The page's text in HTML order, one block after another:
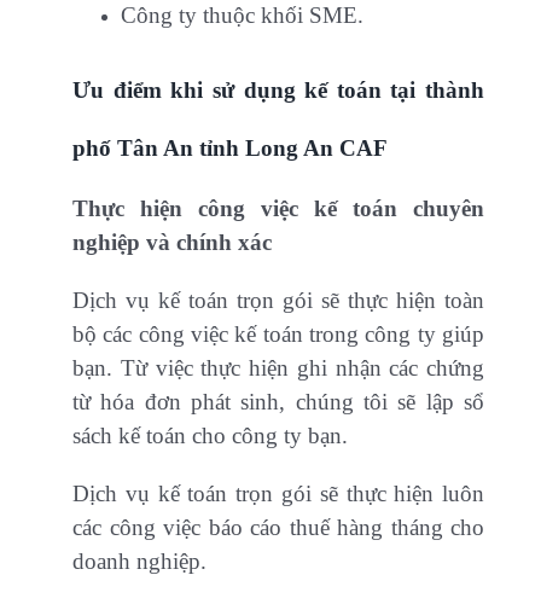
Công ty thuộc khối SME.
Ưu điểm khi sử dụngkế toán tại thành
phố Tân An tỉnh Long An CAF
Thực hiện công việc kế toán chuyên
nghiệp và chính xác
Dịch vụ kế toán trọn gói sẽ thực hiện toàn
bộ các công việc kế toán trong công ty giúp
bạn. Từ việc thực hiện ghi nhận các chứng
từ hóa đơn phát sinh, chúng tôi sẽ lập sổ
sách kế toán cho công ty bạn.
Dịch vụ kế toán trọn gói sẽ thực hiện luôn
các công việc báo cáo thuế hàng tháng cho
doanh nghiệp.